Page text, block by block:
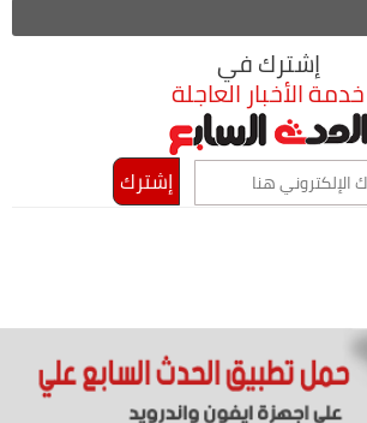
إشترك في
خدمة الأخبار العاجلة